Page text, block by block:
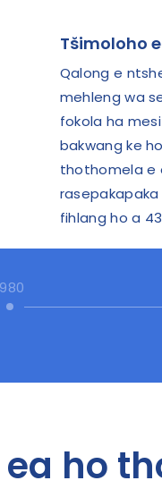
Tšimoloho
Qalong e
mehleng wa
fokola ha
bakwang ke
thothomela e
fihlang ho a
ea ho